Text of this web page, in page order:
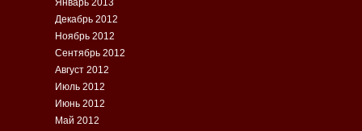
Январь 2013
Декабрь 2012
Ноябрь 2012
Сентябрь 2012
Август 2012
Июль 2012
Июнь 2012
Май 2012